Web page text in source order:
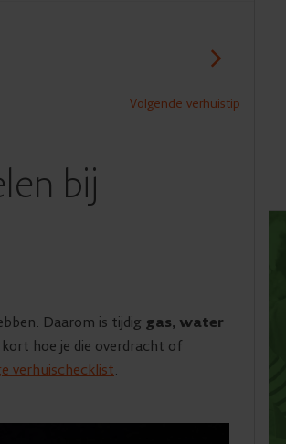
Volgende verhuistip
bij
Daarom is tijdig gas, water
hoe je die overdracht of
verhuischecklist.